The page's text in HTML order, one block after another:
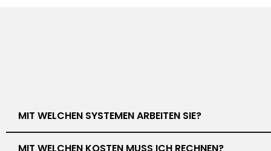
MIT WELCHEN SYSTEMEN ARBEITEN SIE?
MIT WELCHEN KOSTEN MUSS ICH RECHNEN?